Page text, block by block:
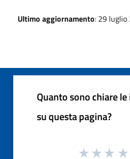
Ultimo aggiornamento: 29
Quanto sono chiare
su questa pagina?